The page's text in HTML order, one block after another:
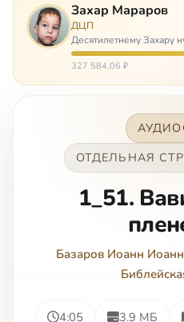
Захар Мараров
ДЦП
Десятилетнему Захару
старая сломалась. А без
просто выходить из
327 584,06 ₽
ОТДЕЛЬНАЯ
1_51.
Базаров Иоанн
4:05 3.9 МБ